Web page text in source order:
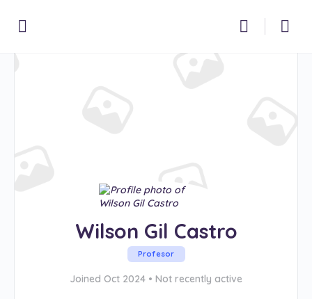
Wilson Gil Castro
Profesor
Joined Oct 2024 • Not recently active